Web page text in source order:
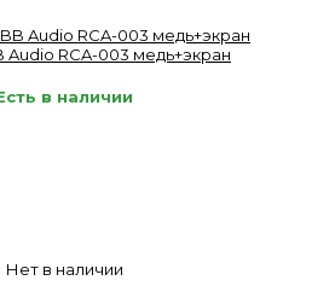
RCA-003 медь+экран
в наличии
Нет в наличии